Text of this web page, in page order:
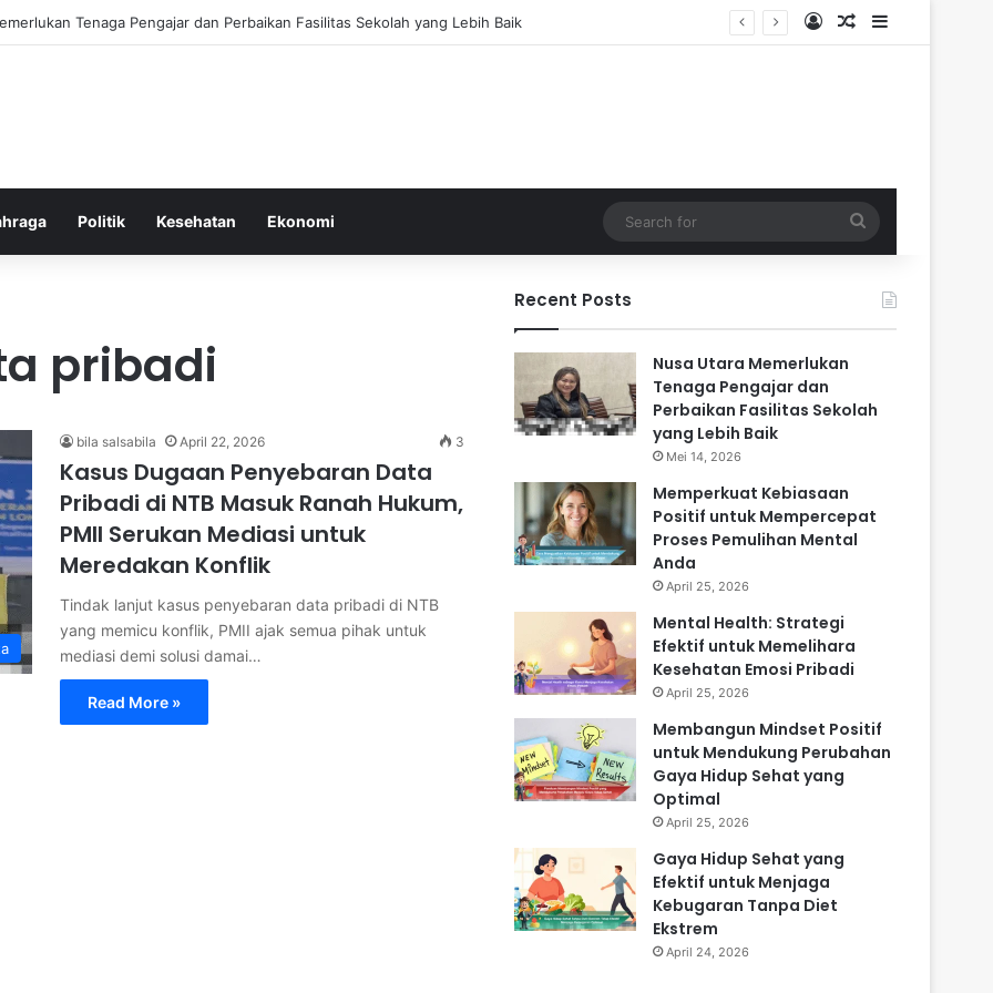
Positif untuk Mempercepat Proses Pemulihan Mental Anda Log InRandom Article
Sidebar
Politik Kesehatan Ekonomi
for
pribadi
bila salsabila April 22, 2026 3
Kasus Dugaan Penyebaran Data
Pribadi di NTB Masuk Ranah Hukum,
PMII Serukan Mediasi untuk
Meredakan Konflik
Tindak lanjut kasus penyebaran data pribadi di NTB
yang memicu konflik, PMII ajak semua pihak untuk
mediasi demi solusi damai…
Read More »
Recent Posts
Nusa Utara Memerlukan
Tenaga Pengajar dan
Perbaikan Fasilitas Sekolah
yang Lebih Baik
Mei 14, 2026
Memperkuat Kebiasaan
Positif untuk Mempercepat
Proses Pemulihan Mental
Anda
April 25, 2026
Mental Health: Strategi
Efektif untuk Memelihara
Kesehatan Emosi Pribadi
April 25, 2026
Membangun Mindset Positif
untuk Mendukung Perubahan
Gaya Hidup Sehat yang
Optimal
April 25, 2026
Gaya Hidup Sehat yang
Efektif untuk Menjaga
Kebugaran Tanpa Diet
Ekstrem
April 24, 2026